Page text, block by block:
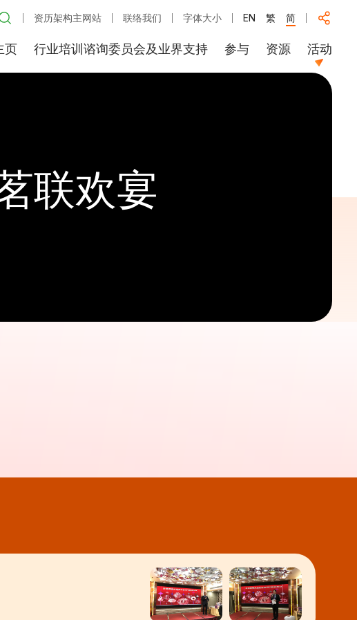
资历架构主网站 联络我们 字体大小 EN 繁 简
页 行业培训谘询委员会及业界支持 参与 资源 活动
联欢宴